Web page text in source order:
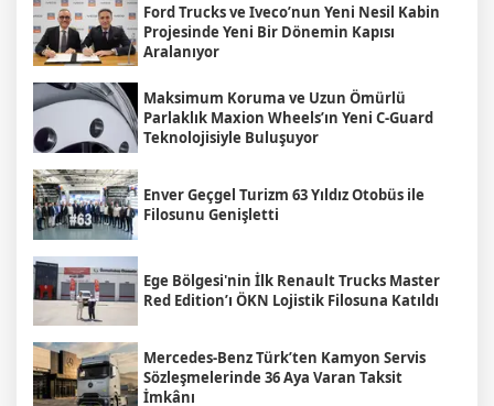
Ford Trucks ve Iveco’nun Yeni Nesil Kabin
Projesinde Yeni Bir Dönemin Kapısı
Aralanıyor
Maksimum Koruma ve Uzun Ömürlü
Parlaklık Maxion Wheels’ın Yeni C-Guard
Teknolojisiyle Buluşuyor
Enver Geçgel Turizm 63 Yıldız Otobüs ile
Filosunu Genişletti
Ege Bölgesi'nin İlk Renault Trucks Master
Red Edition’ı ÖKN Lojistik Filosuna Katıldı
Mercedes-Benz Türk’ten Kamyon Servis
Sözleşmelerinde 36 Aya Varan Taksit
İmkânı